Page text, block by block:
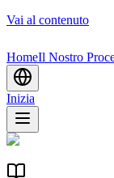
Vai al contenuto
HomeIl Nostro
Inizia